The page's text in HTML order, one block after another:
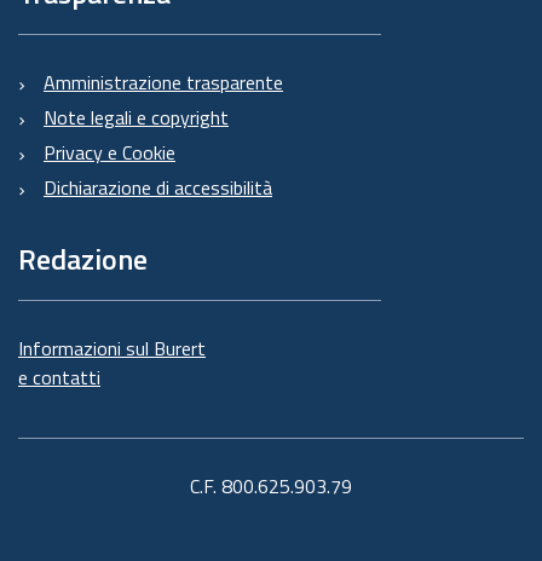
Amministrazione trasparente
Note legali e copyright
Privacy e Cookie
Dichiarazione di accessibilità
Redazione
Informazioni sul Burert
e contatti
C.F. 800.625.903.79